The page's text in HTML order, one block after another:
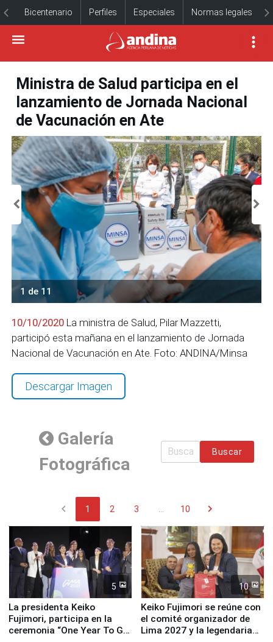
Bicentenario Perfiles Especiales Normas legales
Ministra de Salud participa en el
lanzamiento de Jornada Nacional
de Vacunación en Ate
1 de 11
10/10/2020 La ministra de Salud, Pilar Mazzetti,
participó esta mañana en el lanzamiento de Jornada
Nacional de Vacunación en Ate. Foto: ANDINA/Minsa
Descargar Imagen
Galería
Fotográfica
Buscar
chevron_left 1 2 3 10 chevron_right
5
La presidenta Keiko
Fujimori, participa en la
ceremonia “One Year To Go
10
Keiko Fujimori se reúne con
el comité organizador de
Lima 2027 y la legendaria